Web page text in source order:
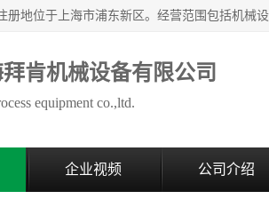
肯机械设备有限公司
equipment co.,ltd.
企业视频 公司介绍